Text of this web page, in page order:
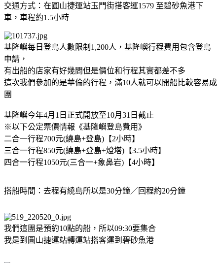
交通方式：在圓山捷運站玉門街搭客運1579 至碧砂魚港下
車，車程約1.5小時
基隆嶼每日登島人數限制1,200人，基隆嶼行程費用包含登島
申請，
有出船的店家有好幾間但是價位和行程其實都差不多
這次我們參加的是華倫的行程，滿10人就可以開船比較容易成
團
基隆嶼今年4月1日正式開放至10月31日截止
※以下公定票價情報《基隆嶼登島費用》
二合一行程700元(繞島+登島)【2小時】
三合一行程850元(繞島+登島+燈塔)【3.5小時】
四合一行程1050元(三合一+象鼻岩)【4小時】
搭船時間：去程有繞島所以是30分鐘／回程約20分鐘
我們這團是預約10點的船，所以09:30要集合
我是到圓山捷運站轉運站搭客運到碧砂魚港